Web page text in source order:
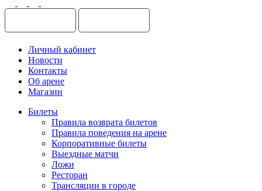
Личный кабинет
Новости
Контакты
Об арене
Магазин
Билеты
Правила возврата билетов
Правила поведения на арене
Корпоративные билеты
Выездные матчи
Ложи
Ресторан
Трансляции в городе